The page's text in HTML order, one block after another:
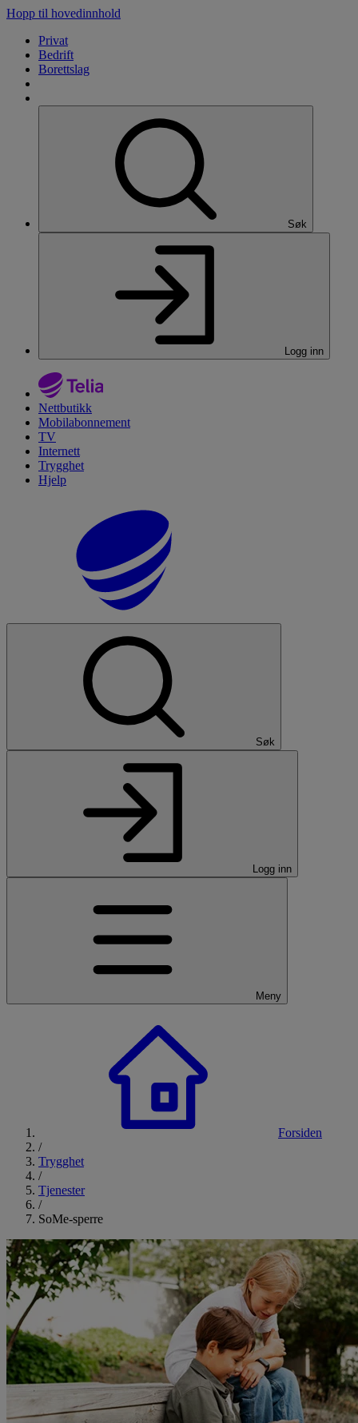
Hopp til hovedinnhold
Privat
Bedrift
Borettslag
Søk
Logg inn
Nettbutikk
Mobilabonnement
TV
Internett
Trygghet
Hjelp
Søk
Logg inn
Meny
Forsiden
/
Trygghet
/
Tjenester
/
SoMe-sperre